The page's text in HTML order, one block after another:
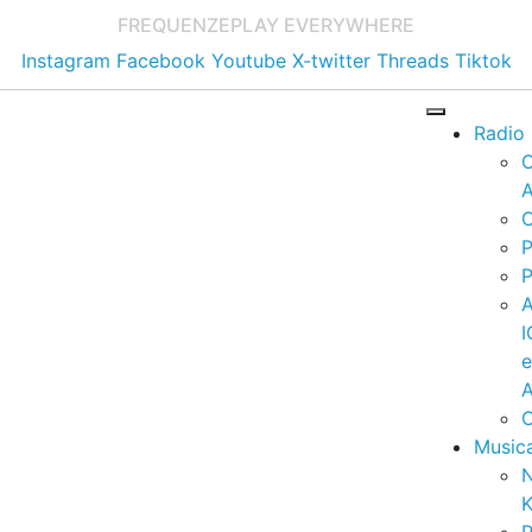
FREQUENZEPLAY EVERYWHERE
Instagram Facebook Youtube X-twitter Threads Tiktok
Radio
e